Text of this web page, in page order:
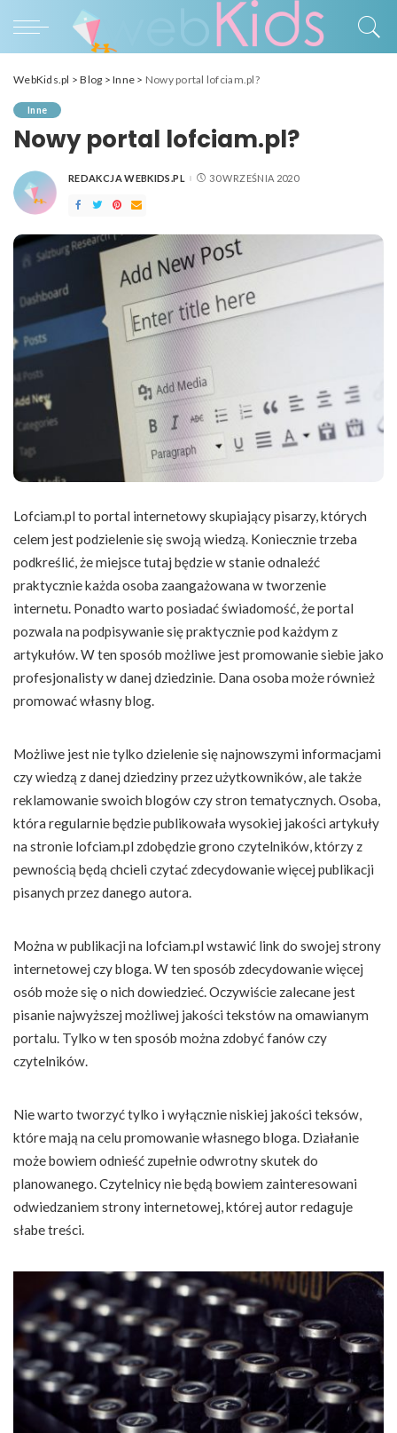
WebKids.pl >Blog >Inne > Nowy portal lofciam.pl?
Inne
Nowy portal lofciam.pl?
POSTED
REDAKCJA WEBKIDS.PL 30 WRZEŚNIA 2020
Lofciam.pl to portal internetowy skupiający pisarzy, których
celem jest podzielenie się swoją wiedzą. Koniecznie trzeba
podkreślić, że miejsce tutaj będzie w stanie odnaleźć
praktycznie każda osoba zaangażowana w tworzenie
internetu. Ponadto warto posiadać świadomość, że portal
pozwala na podpisywanie się praktycznie pod każdym z
artykułów. W ten sposób możliwe jest promowanie siebie jako
profesjonalisty w danej dziedzinie. Dana osoba może również
promować własny blog.
Możliwe jest nie tylko dzielenie się najnowszymi informacjami
czy wiedzą z danej dziedziny przez użytkowników, ale także
reklamowanie swoich blogów czy stron tematycznych. Osoba,
która regularnie będzie publikowała wysokiej jakości artykuły
na stronie lofciam.pl zdobędzie grono czytelników, którzy z
pewnością będą chcieli czytać zdecydowanie więcej publikacji
pisanych przez danego autora.
Można w publikacji na lofciam.pl wstawić link do swojej strony
internetowej czy bloga. W ten sposób zdecydowanie więcej
osób może się o nich dowiedzieć. Oczywiście zalecane jest
pisanie najwyższej możliwej jakości tekstów na omawianym
portalu. Tylko w ten sposób można zdobyć fanów czy
czytelników.
Nie warto tworzyć tylko i wyłącznie niskiej jakości teksów,
które mają na celu promowanie własnego bloga. Działanie
może bowiem odnieść zupełnie odwrotny skutek do
planowanego. Czytelnicy nie będą bowiem zainteresowani
odwiedzaniem strony internetowej, której autor redaguje
słabe treści.